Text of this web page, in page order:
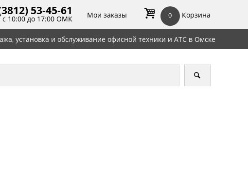
53-45-61
10:00 до 17:00 ОМК Мои заказы 0 Корзина
установка и обслуживание офисной техники и АТС в Омске